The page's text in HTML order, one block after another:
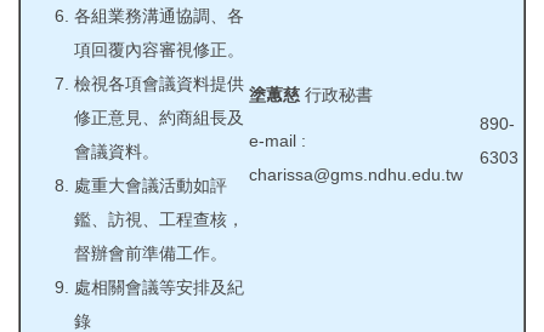
各組業務溝通協調、各
項回覆內容審視修正。
檢視各項會議資料提供
修正意見、約商組長及
會議資料。
處重大會議活動如評
鑑、訪視、工程查核，
督辦會前準備工作。
處相關會議等安排及紀
錄
塗蕙慈 行政秘書
e-mail :
charissa@gms.ndhu.edu.tw
890-
6303